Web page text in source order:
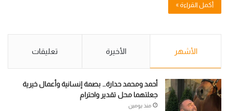
أكمل القراءة »
الأشهر الأخيرة تعليقات
أحمد ومحمد حدارة… بصمة إنسانية وأعمال خيرية
جعلتهما محل تقدير واحترام
منذ يومين